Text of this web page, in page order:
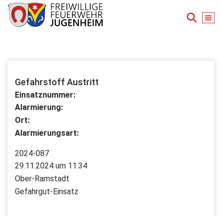
Zum
Inhalt
springen
Gefahrstoff Austritt
Einsatznummer:
Alarmierung:
Ort:
Alarmierungsart:
2024-087
29.11.2024 um 11:34
Ober-Ramstadt
Gefahrgut-Einsatz